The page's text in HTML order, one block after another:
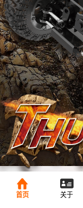
首页 关于